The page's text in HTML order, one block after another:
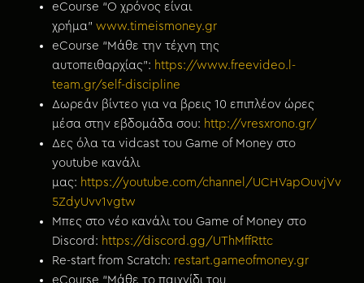
eCourse “Ο χρόνος είναι
χρήμα”www.timeismoney.gr
eCourse “Μάθε την τέχνη της
αυτοπειθαρχίας”: https://www.freevideo.l-
team.gr/self-discipline
Δωρεάν βίντεο για να βρεις 10 επιπλέον ώρες
μέσα στην εβδομάδα σου: http://vresxrono.gr/
Δες όλα τα vidcast του Game of Money στο
youtube κανάλι
μας: https://youtube.com/channel/UCHVapOuvjVv
5ZdyUvv1vgtw
Μπες στο νέο κανάλι του Game of Money στο
Discord: https://discord.gg/UThMffRttc
Re-start from Scratch: restart.gameofmoney.gr
eCourse “Μάθε το παιχνίδι του